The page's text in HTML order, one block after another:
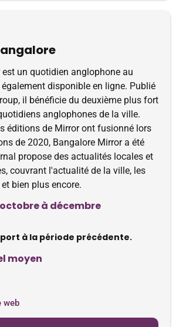
un quotidien anglophone au
disponible en ligne. Publié
il bénéficie du deuxième plus fort
anglophones de la ville.
éditions de Mirror ont fusionné lors
de 2020, Bangalore Mirror a été
propose des actualités locales et
couvrant l'actualité de la ville, les
bien plus encore.
à décembre
à la période précédente.
moyen
web